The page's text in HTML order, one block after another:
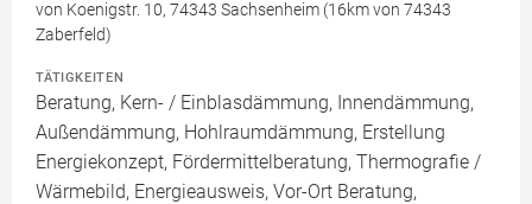
von Koenigstr. 10, 74343 Sachsenheim (16km von 74343
Zaberfeld)
TÄTIGKEITEN
Beratung, Kern- / Einblasdämmung, Innendämmung,
Außendämmung, Hohlraumdämmung, Erstellung
Energiekonzept, Fördermittelberatung, Thermografie /
Wärmebild, Energieausweis, Vor-Ort Beratung,